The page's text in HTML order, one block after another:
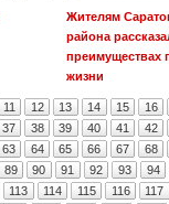
Жителям
района
преимуществах
жизни
11 12 13 14 15
16
37 38 39 40 41
42
63 64 65 66 67
68
89 90 91 92 93
94
113 114 115 116
117